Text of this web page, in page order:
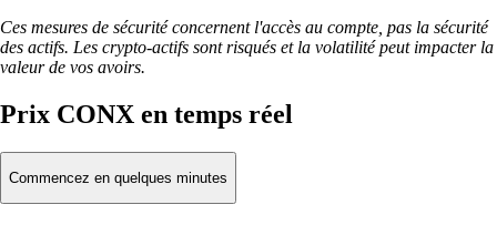
Ces mesures de sécurité concernent l'accès au compte, pas la sécurité
des actifs. Les crypto-actifs sont risqués et la volatilité peut impacter la
valeur de vos avoirs.
Prix CONX en temps réel
Commencez en quelques minutes